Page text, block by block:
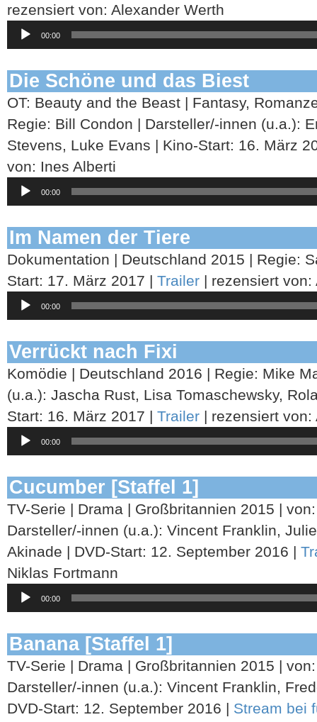
rezensiert von: Alexander Werth
Audio-
Player
00:00
Die Schöne und das Biest
OT: Beauty and the Beast | Fantasy,
Regie: Bill Condon | Darsteller/-innen (u.a.):
Stevens, Luke Evans | Kino-Start: 16. März
von: Ines Alberti
Audio-
Player
00:00
Im Namen der Tiere
Dokumentation | Deutschland 2015 | Regie:
Start: 17. März 2017 | Trailer | rezensiert von:
Audio-
Player
00:00
Verrückt nach Fixi
Komödie | Deutschland 2016 | Regie: Mike
(u.a.): Jascha Rust, Lisa Tomaschewsky,
Start: 16. März 2017 | Trailer | rezensiert von:
Audio-
Player
00:00
Cucumber [Staffel 1]
TV-Serie | Drama | Großbritannien 2015 |
Darsteller/-innen (u.a.): Vincent Franklin,
Akinade | DVD-Start: 12. September 2016 |
Niklas Fortmann
Audio-
Player
00:00
Banana [Staffel 1]
TV-Serie | Drama | Großbritannien 2015 |
Darsteller/-innen (u.a.): Vincent Franklin,
DVD-Start: 12. September 2016 | Stream bei